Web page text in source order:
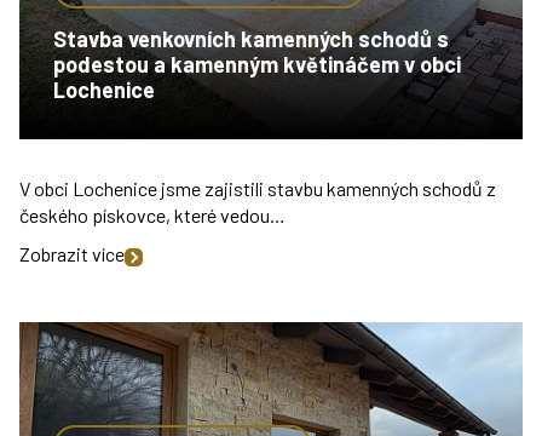
Stavba venkovních kamenných schodů s
podestou a kamenným květináčem v obci
Lochenice
V obci Lochenice jsme zajistili stavbu kamenných schodů z
českého pískovce, které vedou…
Zobrazit více